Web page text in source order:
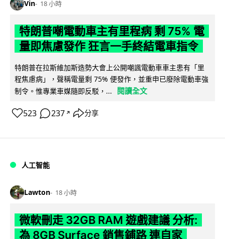
Vin 18 小時
特朗普嘲電動車主有里程病 剩 75% 電
量即焦慮發作 狂言一手終結電車指令
特朗普在拉斯維加斯造勢大會上公開嘲諷電動車車主患有「里
程焦慮病」，聲稱電量剩 75% 便發作，並重申已廢除電動車強
制令。惟專業車媒隨即反駁，...
閱讀全文
523 237 ↗ 分享
人工智能
Lawton 18 小時
微軟刪走 32GB RAM 遊戲建議 分析:
為 8GB Surface 銷售鋪路 連自家